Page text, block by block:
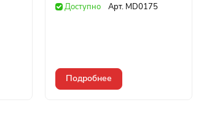
Доступно Арт. MD0175
Подробнее